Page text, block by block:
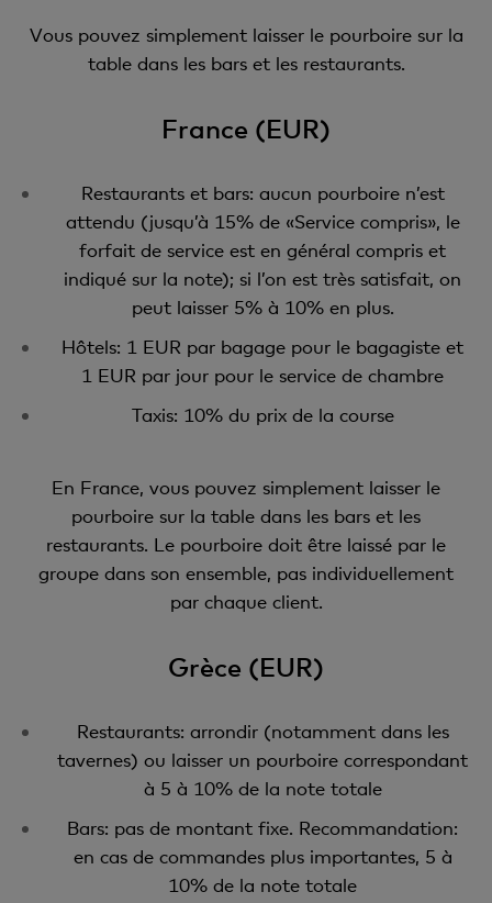
Vous pouvez simplement laisser le pourboire sur la
table dans les bars et les restaurants.
France (EUR)
Restaurants et bars: aucun pourboire n’est
attendu (jusqu’à 15% de «Service compris», le
forfait de service est en général compris et
indiqué sur la note); si l’on est très satisfait, on
peut laisser 5% à 10% en plus.
Hôtels: 1 EUR par bagage pour le bagagiste et
1 EUR par jour pour le service de chambre
Taxis: 10% du prix de la course
En France, vous pouvez simplement laisser le
pourboire sur la table dans les bars et les
restaurants. Le pourboire doit être laissé par le
groupe dans son ensemble, pas individuellement
par chaque client.
Grèce (EUR)
Restaurants: arrondir (notamment dans les
tavernes) ou laisser un pourboire correspondant
à 5 à 10% de la note totale
Bars: pas de montant fixe. Recommandation:
en cas de commandes plus importantes, 5 à
10% de la note totale